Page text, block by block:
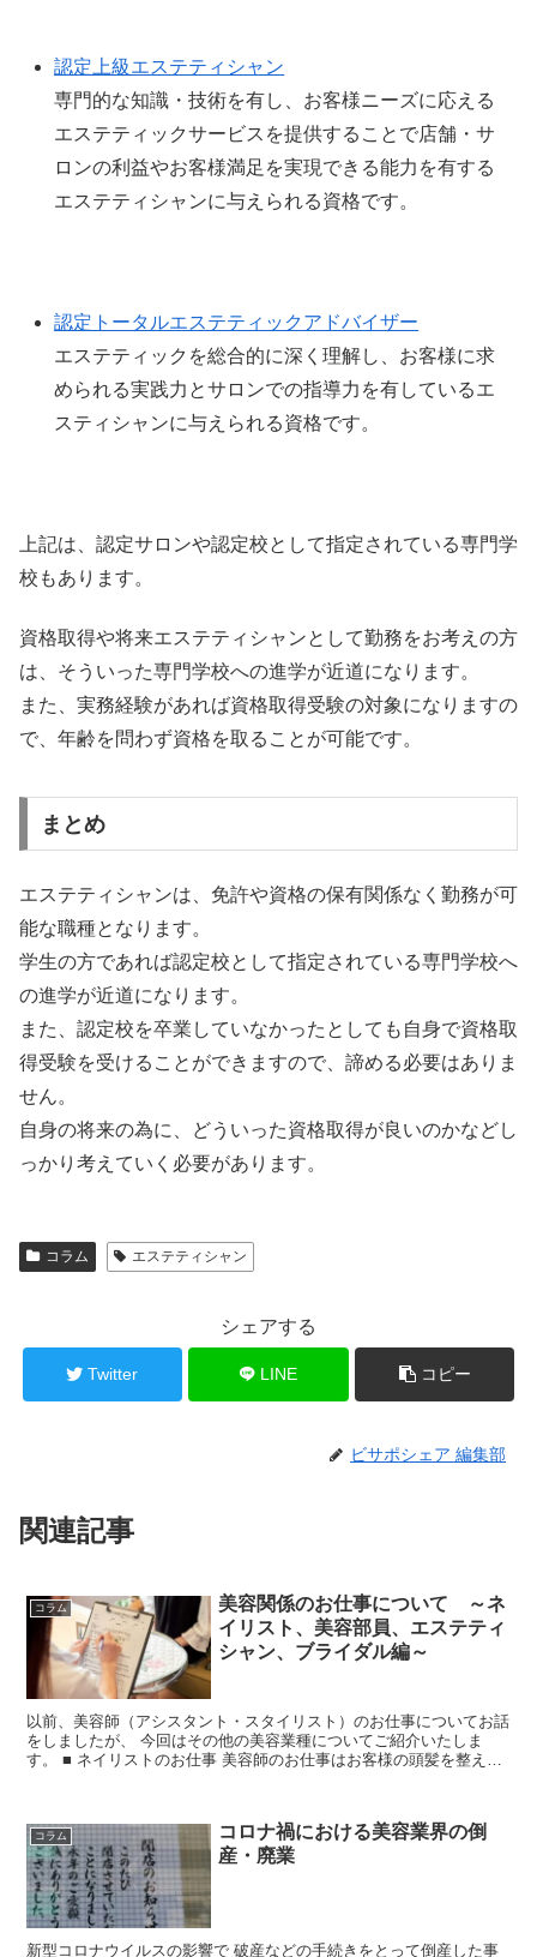
認定上級エステティシャン
専門的な知識・技術を有し、お客様ニーズに応える
エステティックサービスを提供することで店舗・サ
ロンの利益やお客様満足を実現できる能力を有する
エステティシャンに与えられる資格です。
認定トータルエステティックアドバイザー
エステティックを総合的に深く理解し、お客様に求
められる実践力とサロンでの指導力を有しているエ
スティシャンに与えられる資格です。
上記は、認定サロンや認定校として指定されている専門学
校もあります。
資格取得や将来エステティシャンとして勤務をお考えの方
は、そういった専門学校への進学が近道になります。
また、実務経験があれば資格取得受験の対象になりますの
で、年齢を問わず資格を取ることが可能です。
まとめ
エステティシャンは、免許や資格の保有関係なく勤務が可
能な職種となります。
学生の方であれば認定校として指定されている専門学校へ
の進学が近道になります。
また、認定校を卒業していなかったとしても自身で資格取
得受験を受けることができますので、諦める必要はありま
せん。
自身の将来の為に、どういった資格取得が良いのかなどし
っかり考えていく必要があります。
コラム エステティシャン
シェアする
Twitter LINE コピー
ビサポシェア 編集部
関連記事
コラム
美容関係のお仕事について ～ネ
イリスト、美容部員、エステティ
シャン、ブライダル編～
以前、美容師（アシスタント・スタイリスト）のお仕事についてお話
をしましたが、 今回はその他の美容業種についてご紹介いたしま
す。 ■ ネイリストのお仕事 美容師のお仕事はお客様の頭髪を整える
コラム
コロナ禍における美容業界の倒
産・廃業
新型コロナウイルスの影響で 破産などの手続きをとって倒産した事